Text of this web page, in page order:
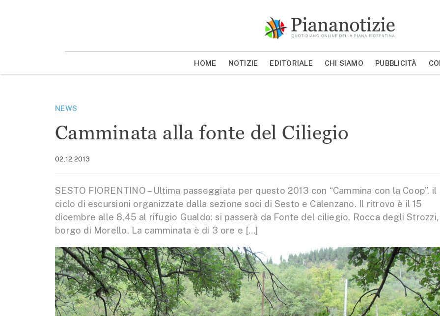
MOSTRA/NASCONDI CERCA
HOME NOTIZIE EDITORIALE CHI SIAMO PUBBLICITÀ
NEWS
Camminata alla fonte del Ciliegio
02.12.2013
SESTO FIORENTINO – Ultima passeggiata per questo 2013 con “Cammina con la Coop”, il
ciclo di escursioni organizzate dalla sezione soci di Sesto e Calenzano. Il ritrovo è il 15
dicembre alle 8,45 al rifugio Gualdo: si passerà da Fonte del ciliegio, Rocca degli Strozzi,
borgo di Morello. La camminata è di 3 ore e […]